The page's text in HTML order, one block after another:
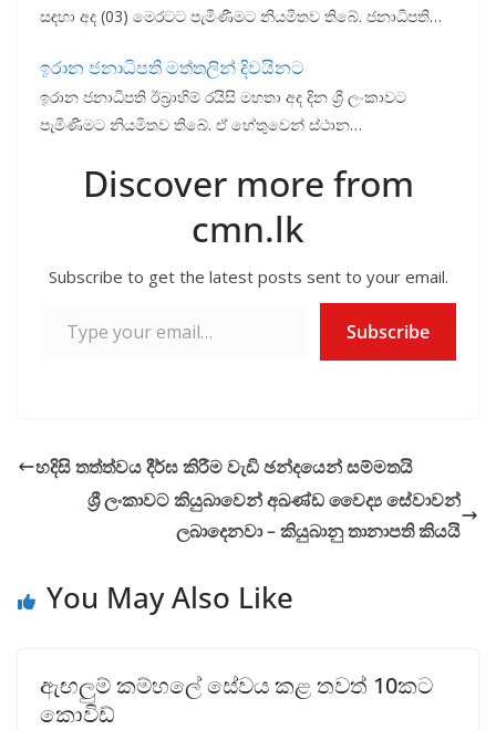
සඳහා අද (03) මෙරටට පැමිණීමට නියමිතව තිබේ. ජනාධිපති…
ඉරාන ජනාධිපති මත්තලින් දිවයිනට
ඉරාන ජනාධිපති ඊබ්‍රාහිම් රයිසි මහතා අද දින ශ්‍රී ලංකාවට
පැමිණීමට නියමිතව තිබේ. ඒ හේතුවෙන් ස්ථාන…
Discover more from
cmn.lk
Subscribe to get the latest posts sent to your email.
Subscribe
හදිසි තත්ත්වය දීර්ඝ කිරීම වැඩි ඡන්දයෙන් සම්මතයි
ශ්‍රී ලංකාවට කියුබාවෙන් අඛණ්ඩ වෛද්‍ය සේවාවන්
ලබාදෙනවා – කියුබානු තානාපති කියයි
You May Also Like
ඇඟලුම් කම්හලේ සේවය කළ තවත් 10කට
කොවිඩ්